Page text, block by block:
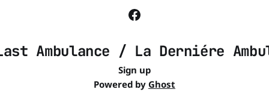
Ambulance / La Derniére
Sign up
Powered by Ghost